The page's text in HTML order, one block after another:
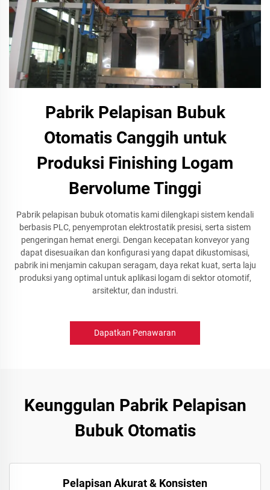
Pabrik Pelapisan Bubuk
Otomatis Canggih untuk
Produksi Finishing Logam
Bervolume Tinggi
Pabrik pelapisan bubuk otomatis kami dilengkapi sistem kendali
berbasis PLC, penyemprotan elektrostatik presisi, serta sistem
pengeringan hemat energi. Dengan kecepatan konveyor yang
dapat disesuaikan dan konfigurasi yang dapat dikustomisasi,
pabrik ini menjamin cakupan seragam, daya rekat kuat, serta laju
produksi yang optimal untuk aplikasi logam di sektor otomotif,
arsitektur, dan industri.
Dapatkan Penawaran
Keunggulan Pabrik Pelapisan
Bubuk Otomatis
Pelapisan Akurat & Konsisten